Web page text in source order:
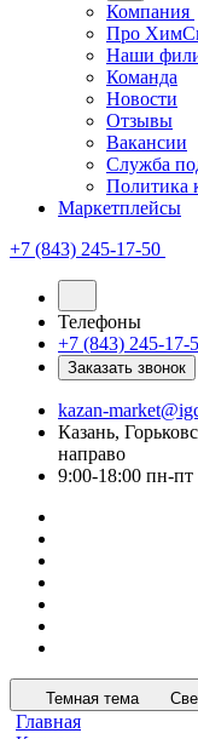
Компания
Про
Наши
Команда
Новости
Отзывы
Вакансии
Служба
Политика
Маркетплейсы
+7 (843) 245-17-50
Телефоны
+7 (843) 245-17-
Заказать звонок
kazan-
Казань,
направо
9:00-18:00 пн-пт
Темная тема
Главная